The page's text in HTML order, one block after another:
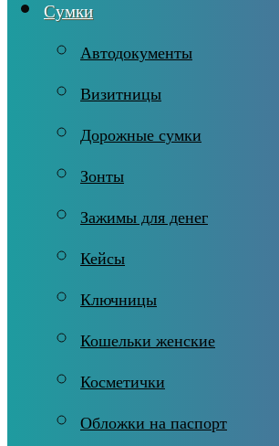
Сумки
Автодокументы
Визитницы
Дорожные сумки
Зонты
Зажимы для денег
Кейсы
Ключницы
Кошельки женские
Косметички
Обложки на паспорт